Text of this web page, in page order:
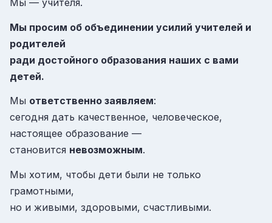
Мы — учителя.
Мы просим об объединении усилий учителей и
родителей
ради достойного образования наших с вами
детей.
Мы ответственно заявляем:
сегодня дать качественное, человеческое,
настоящее образование —
становится невозможным.
Мы хотим, чтобы дети были не только
грамотными,
но и живыми, здоровыми, счастливыми.